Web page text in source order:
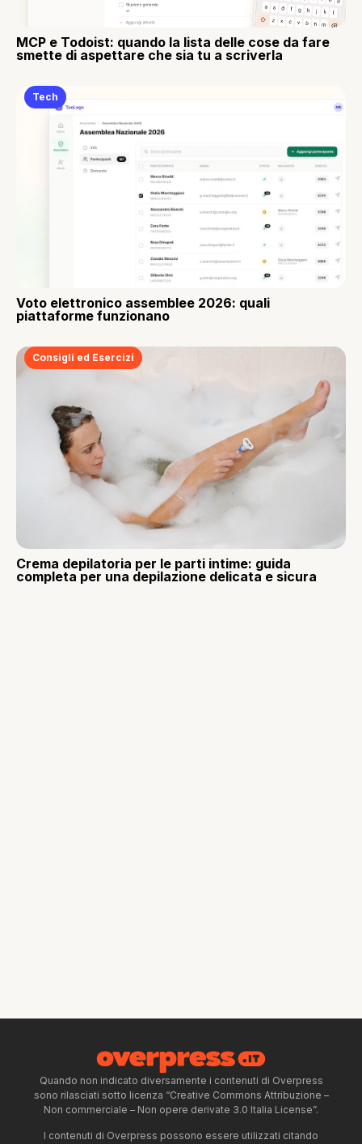
MCP e Todoist: quando la lista delle cose da fare
smette di aspettare che sia tu a scriverla
Tech
Voto elettronico assemblee 2026: quali
piattaforme funzionano
Consigli ed Esercizi
Crema depilatoria per le parti intime: guida
completa per una depilazione delicata e sicura
Quando non indicato diversamente i contenuti di Overpress
sono rilasciati sotto licenza “Creative Commons Attribuzione –
Non commerciale – Non opere derivate 3.0 Italia License”.
I contenuti di Overpress possono essere utilizzati citando